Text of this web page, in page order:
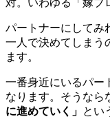
対。いわゆる「嫁ブ
パートナーにしてみ
一人で決めてしまう
ます。
一番身近にいるパー
なります。そうなら
に進めていく」 とい